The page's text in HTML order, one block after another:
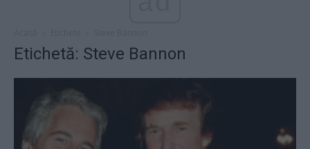
Etichetă: Steve Bannon